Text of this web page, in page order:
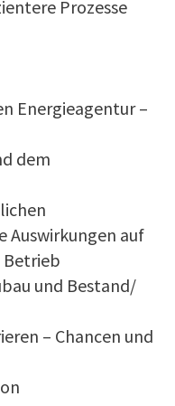
Prozesse
Energieagentur –
dem
Auswirkungen auf
Betrieb
und Bestand/
– Chancen und